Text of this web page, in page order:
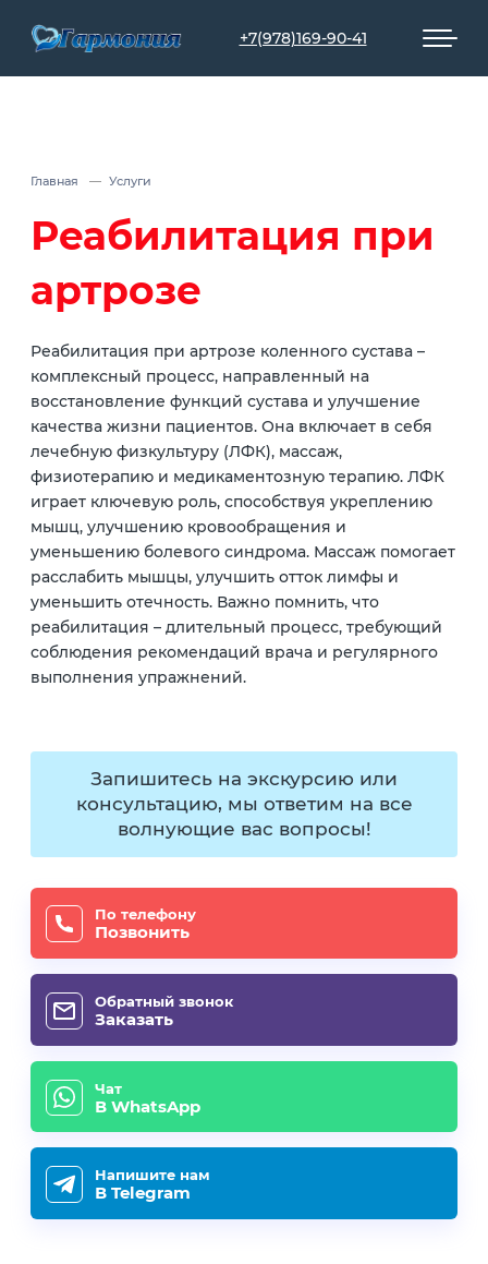
+7(978)169-90-41
Главная Услуги
Реабилитация при
артрозе
Реабилитация при артрозе коленного сустава –
комплексный процесс, направленный на
восстановление функций сустава и улучшение
качества жизни пациентов. Она включает в себя
лечебную физкультуру (ЛФК), массаж,
физиотерапию и медикаментозную терапию. ЛФК
играет ключевую роль, способствуя укреплению
мышц, улучшению кровообращения и
уменьшению болевого синдрома. Массаж помогает
расслабить мышцы, улучшить отток лимфы и
уменьшить отечность. Важно помнить, что
реабилитация – длительный процесс, требующий
соблюдения рекомендаций врача и регулярного
выполнения упражнений.
Запишитесь на экскурсию или
консультацию, мы ответим на все
волнующие вас вопросы!
По телефону
Позвонить
Обратный звонок
Заказать
Чат
В WhatsApp
Напишите нам
В Telegram